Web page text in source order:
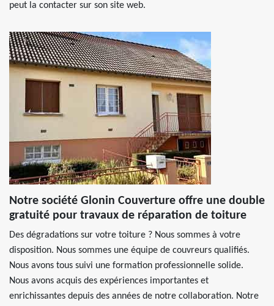
peut la contacter sur son site web.
Notre société Glonin Couverture offre une double
gratuité pour travaux de réparation de toiture
Des dégradations sur votre toiture ? Nous sommes à votre
disposition. Nous sommes une équipe de couvreurs qualifiés.
Nous avons tous suivi une formation professionnelle solide.
Nous avons acquis des expériences importantes et
enrichissantes depuis des années de notre collaboration. Notre